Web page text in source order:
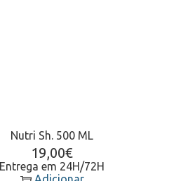
Nutri Sh. 500 ML
19,00€
Entrega em 24H/72H